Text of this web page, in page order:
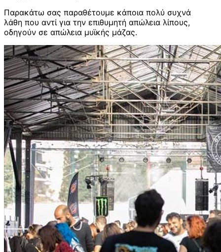
Παρακάτω σας παραθέτουμε κάποια πολύ συχνά
λάθη που αντί για την επιθυμητή απώλεια λίπους,
οδηγούν σε απώλεια μυϊκής μάζας.